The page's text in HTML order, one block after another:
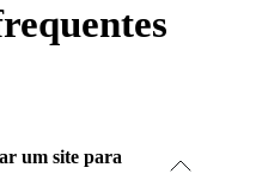
um site para